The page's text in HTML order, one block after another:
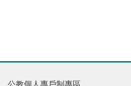
公教個人專戶制專區